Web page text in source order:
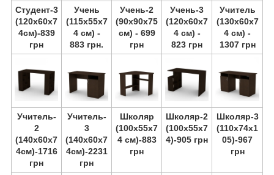
Студент-3
(120х60х7
4см)-839
грн
Учень
(115х55х7
4 см) -
883 грн.
Учень-2
(90х90х75
см) - 699
грн
Учень-3
(120х60х7
4 см) -
823 грн
Учитель
(130х60х7
4 см) -
1307 грн
Учитель-
2
(140х60х7
4см)-1716
грн
Учитель-
3
(140х60х7
4см)-2231
грн
Школяр
(100х55х7
4 см)-883
грн
Школяр-2
(100х55х7
4)-905 грн
Школяр-3
(110х74х1
05)-967
грн